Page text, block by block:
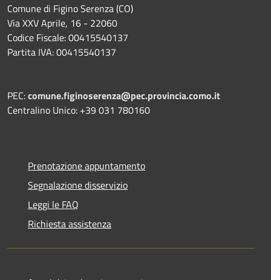
Comune di Figino Serenza (CO)
Via XXV Aprile, 16 - 22060
Codice Fiscale: 00415540137
Partita IVA: 00415540137
PEC:comune.figinoserenza@pec.provincia.como.it
Centralino Unico: +39 031 780160
Prenotazione appuntamento
Segnalazione disservizio
Leggi le FAQ
Richiesta assistenza